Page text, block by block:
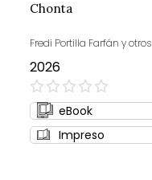
Chonta
Fredi Portilla Farfán y otros
2026
0%
eBook
Impreso